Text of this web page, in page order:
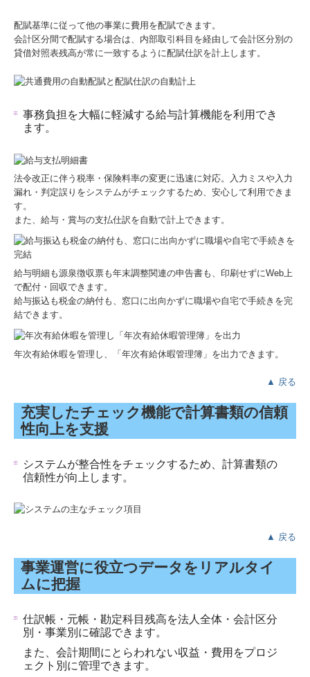
配賦基準に従って他の事業に費用を配賦できます。
会計区分間で配賦する場合は、内部取引科目を経由して会計区分別の
貸借対照表残高が常に一致するように配賦仕訳を計上します。
事務負担を大幅に軽減する給与計算機能を利用でき
ます。
法令改正に伴う税率・保険料率の変更に迅速に対応。入力ミスや入力
漏れ・判定誤りをシステムがチェックするため、安心して利用できま
す。
また、給与・賞与の支払仕訳を自動で計上できます。
給与明細も源泉徴収票も年末調整関連の申告書も、印刷せずにWeb上
で配付・回収できます。
給与振込も税金の納付も、窓口に出向かずに職場や自宅で手続きを完
結できます。
年次有給休暇を管理し、「年次有給休暇管理簿」を出力できます。
▲ 戻る
充実したチェック機能で計算書類の信頼
性向上を支援
システムが整合性をチェックするため、計算書類の
信頼性が向上します。
▲ 戻る
事業運営に役立つデータをリアルタイ
ムに把握
仕訳帳・元帳・勘定科目残高を法人全体・会計区分
別・事業別に確認できます。
また、会計期間にとらわれない収益・費用をプロジ
ェクト別に管理できます。